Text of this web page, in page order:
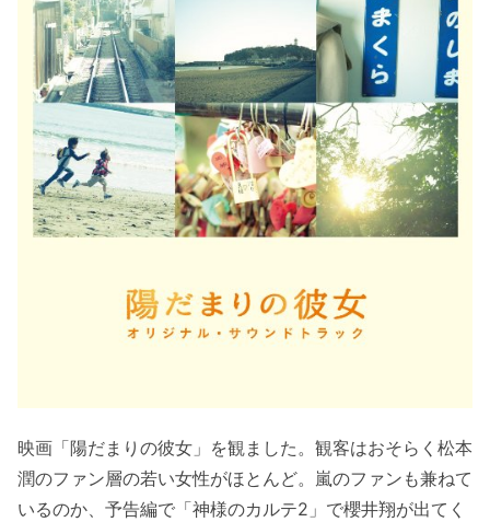
映画「陽だまりの彼女」を観ました。観客はおそらく松本
潤のファン層の若い女性がほとんど。嵐のファンも兼ねて
いるのか、予告編で「神様のカルテ2」で櫻井翔が出てく